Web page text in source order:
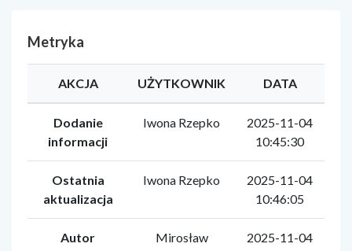
Metryka
AKCJA UŻYTKOWNIK DATA
Dodanie
informacji
Iwona Rzepko
2025-11-04
10:45:30
Ostatnia
aktualizacja
Iwona Rzepko
2025-11-04
10:46:05
Autor
Mirosław
2025-11-04